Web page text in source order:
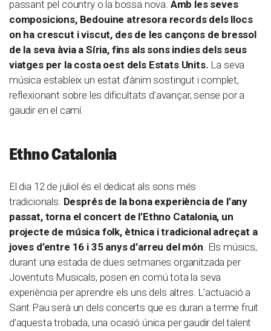
passant pel country o la bossa nova. Amb les seves
composicions, Bedouine atresora records dels llocs
on ha crescut i viscut, des de les cançons de bressol
de la seva àvia a Síria, fins als sons indies dels seus
viatges per la costa oest dels Estats Units. La seva
música estableix un estat d’ànim sostingut i complet,
reflexionant sobre les dificultats d’avançar, sense por a
gaudir en el camí.
Ethno Catalonia
El dia 12 de juliol és el dedicat als sons més
tradicionals. Després de la bona experiència de l’any
passat, torna el concert de l’Ethno Catalonia, un
projecte de música folk, ètnica i tradicional adreçat a
joves d’entre 16 i 35 anys d’arreu del món. Els músics,
durant una estada de dues setmanes organitzada per
Joventuts Musicals, posen en comú tota la seva
experiència per aprendre els uns dels altres. L’actuació a
Sant Pau serà un dels concerts que es duran a terme fruit
d’aquesta trobada, una ocasió única per gaudir del talent